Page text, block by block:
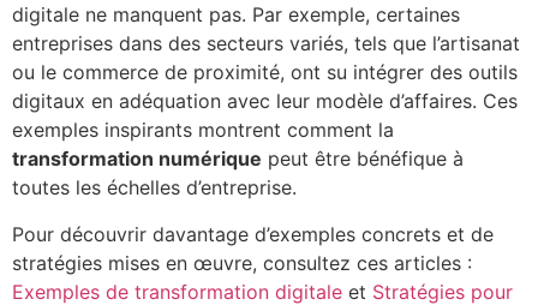
digitale ne manquent pas. Par exemple, certaines
entreprises dans des secteurs variés, tels que l’artisanat
ou le commerce de proximité, ont su intégrer des outils
digitaux en adéquation avec leur modèle d’affaires. Ces
exemples inspirants montrent comment la
transformation numérique peut être bénéfique à
toutes les échelles d’entreprise.
Pour découvrir davantage d’exemples concrets et de
stratégies mises en œuvre, consultez ces articles :
Exemples de transformation digitale et Stratégies pour